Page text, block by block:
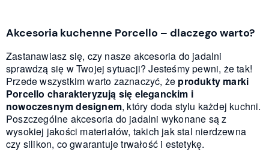
Akcesoria kuchenne Porcello – dlaczego warto?
Zastanawiasz się, czy nasze akcesoria do jadalni
sprawdzą się w Twojej sytuacji? Jesteśmy pewni, że tak!
Przede wszystkim warto zaznaczyć, że produkty marki
Porcello charakteryzują się eleganckim i
nowoczesnym designem, który doda stylu każdej kuchni.
Poszczególne akcesoria do jadalni wykonane są z
wysokiej jakości materiałów, takich jak stal nierdzewna
czy silikon, co gwarantuje trwałość i estetykę.